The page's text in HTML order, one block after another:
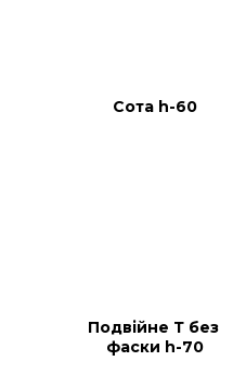
Сота h-60
Подвійне Т без
фаски h-70